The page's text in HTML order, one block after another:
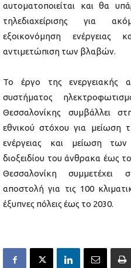
αυτοματοποιείται και θα
τηλεδιαχείρισης για
εξοικονόμηση ενέργειας
αντιμετώπιση των βλαβών.
Το έργο της ενεργειακής
συστήματος
Θεσσαλονίκης συμβάλλει
εθνικού στόχου για μείωση
ενέργειας και μείωση
διοξειδίου του άνθρακα έως
Θεσσαλονίκη συμμετέχει
αποστολή για τις 100
έξυπνες πόλεις έως το 2030.